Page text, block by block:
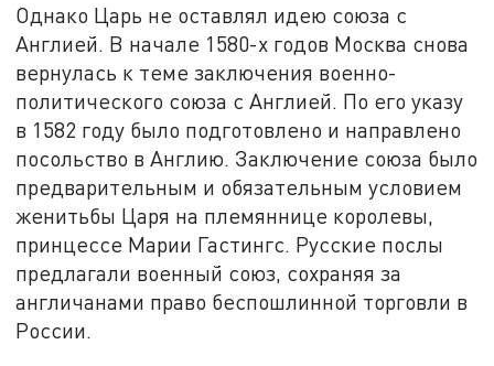
Однако Царь не оставлял идею союза с
Англией. В начале 1580-х годов Москва снова
вернулась к теме заключения военно-
политического союза с Англией. По его указу
в 1582 году было подготовлено и направлено
посольство в Англию. Заключение союза было
предварительным и обязательным условием
женитьбы Царя на племяннице королевы,
принцессе Марии Гастингс. Русские послы
предлагали военный союз, сохраняя за
англичанами право беспошлинной торговли в
России.